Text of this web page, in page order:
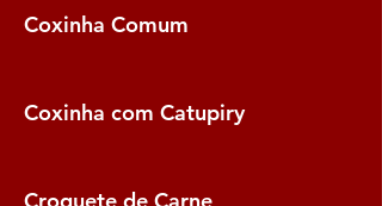
Coxinha Comum
Coxinha com Catupiry